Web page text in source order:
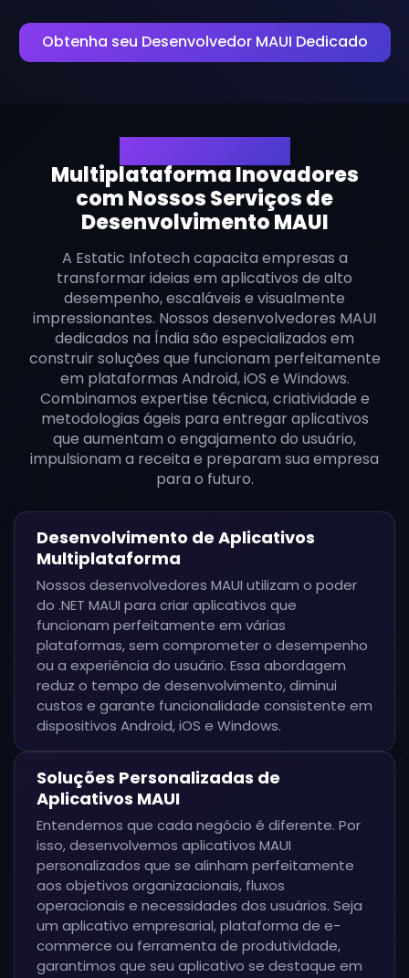
Obtenha seu Desenvolvedor MAUI Dedicado
Multiplataforma Inovadores
com Nossos Serviços de
Desenvolvimento MAUI
A Estatic Infotech capacita empresas a
transformar ideias em aplicativos de alto
desempenho, escaláveis e visualmente
impressionantes. Nossos desenvolvedores MAUI
dedicados na Índia são especializados em
construir soluções que funcionam perfeitamente
em plataformas Android, iOS e Windows.
Combinamos expertise técnica, criatividade e
metodologias ágeis para entregar aplicativos
que aumentam o engajamento do usuário,
impulsionam a receita e preparam sua empresa
para o futuro.
Desenvolvimento de Aplicativos
Multiplataforma
Nossos desenvolvedores MAUI utilizam o poder
do .NET MAUI para criar aplicativos que
funcionam perfeitamente em várias
plataformas, sem comprometer o desempenho
ou a experiência do usuário. Essa abordagem
reduz o tempo de desenvolvimento, diminui
custos e garante funcionalidade consistente em
dispositivos Android, iOS e Windows.
Soluções Personalizadas de
Aplicativos MAUI
Entendemos que cada negócio é diferente. Por
isso, desenvolvemos aplicativos MAUI
personalizados que se alinham perfeitamente
aos objetivos organizacionais, fluxos
operacionais e necessidades dos usuários. Seja
um aplicativo empresarial, plataforma de e-
commerce ou ferramenta de produtividade,
garantimos que seu aplicativo se destaque em